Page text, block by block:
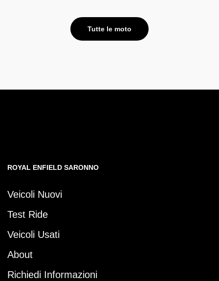
Tutte le moto
ROYAL ENFIELD SARONNO
Veicoli Nuovi
Test Ride
Veicoli Usati
About
Richiedi Informazioni